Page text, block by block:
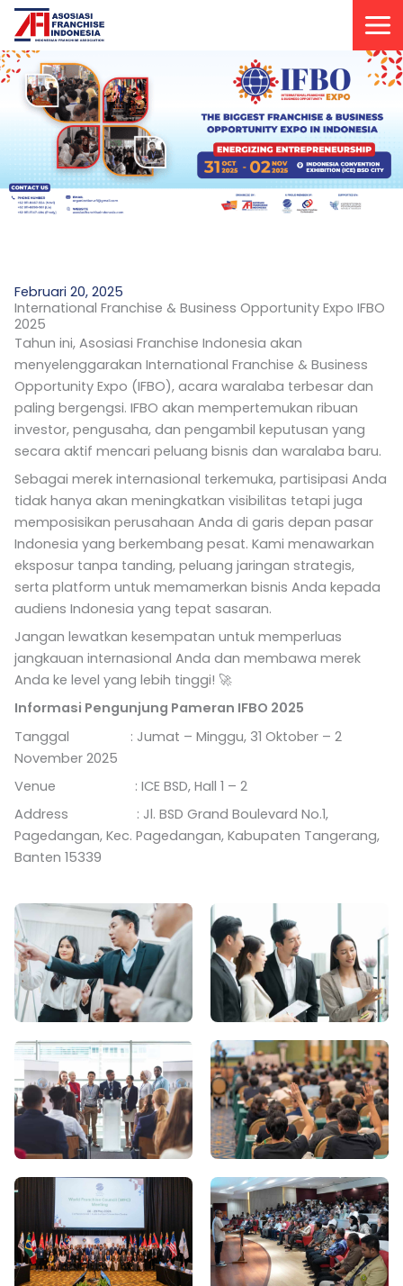
Lewati
konten
Februari 20, 2025
International Franchise & Business Opportunity Expo IFBO
2025
Tahun ini, Asosiasi Franchise Indonesia akan
menyelenggarakan International Franchise & Business
Opportunity Expo (IFBO), acara waralaba terbesar dan
paling bergengsi. IFBO akan mempertemukan ribuan
investor, pengusaha, dan pengambil keputusan yang
secara aktif mencari peluang bisnis dan waralaba baru.
Sebagai merek internasional terkemuka, partisipasi Anda
tidak hanya akan meningkatkan visibilitas tetapi juga
memposisikan perusahaan Anda di garis depan pasar
Indonesia yang berkembang pesat. Kami menawarkan
eksposur tanpa tanding, peluang jaringan strategis,
serta platform untuk memamerkan bisnis Anda kepada
audiens Indonesia yang tepat sasaran.
Jangan lewatkan kesempatan untuk memperluas
jangkauan internasional Anda dan membawa merek
Anda ke level yang lebih tinggi! 🚀
Informasi Pengunjung Pameran IFBO 2025
Tanggal : Jumat – Minggu, 31 Oktober – 2
November 2025
Venue : ICE BSD, Hall 1 – 2
Address : Jl. BSD Grand Boulevard No.1,
Pagedangan, Kec. Pagedangan, Kabupaten Tangerang,
Banten 15339